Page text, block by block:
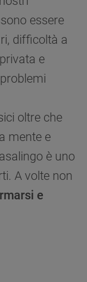
essere
difficoltà a
e
oltre che
mente e
è uno
A volte non
e
del
parte
sito e
come
le
cookie.
i
. Se
i